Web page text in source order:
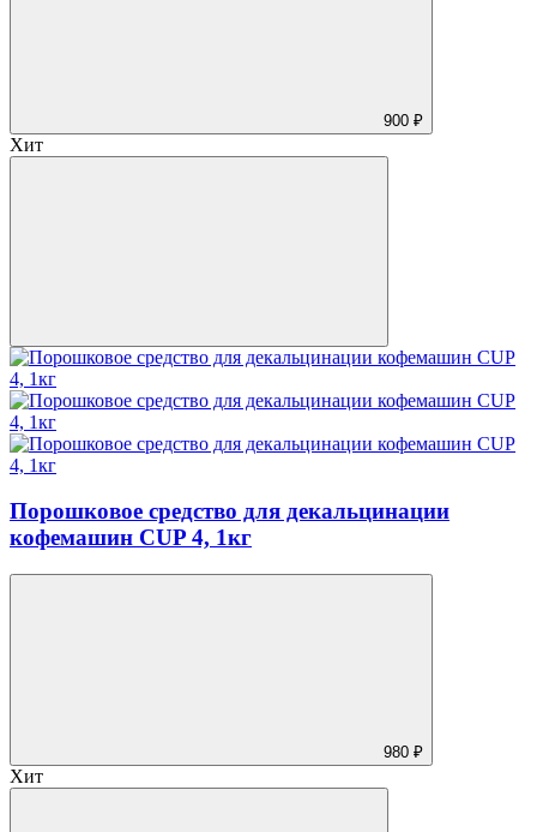
900 ₽
Хит
Порошковое средство для декальцинации
кофемашин CUP 4, 1кг
980 ₽
Хит